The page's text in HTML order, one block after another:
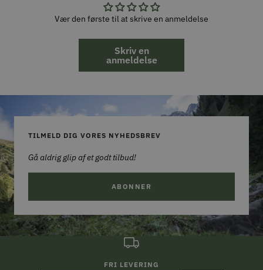
Vær den første til at skrive en anmeldelse
Skriv en
anmeldelse
TILMELD DIG VORES NYHEDSBREV
Gå aldrig glip af et godt tilbud!
ABONNER
FRI LEVERING